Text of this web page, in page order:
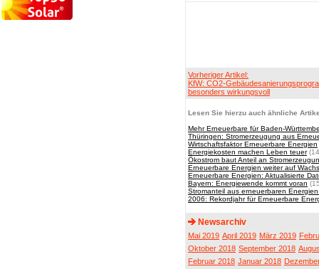
Vorheriger Artikel:
KfW: CO2-
besonders wirkungsvoll
Lesen Sie hierzu auch ähnliche
Mehr Erneuerbare für Baden-
Thüringen: Stromerzeugung aus
Wirtschaftsfaktor Erneuerbare Energien
Energiekosten machen Leben teuer
Ökostrom baut Anteil an
Erneuerbare Energien weiter auf
Erneuerbare Energien: Aktualisierte
Bayern: Energiewende kommt voran
Stromanteil aus erneuerbaren
2006: Rekordjahr für Erneuerbare
Newsarchiv
Mai 2019 April 2019 März 2019
Oktober 2018 September 2018
Februar 2018 Januar 2018